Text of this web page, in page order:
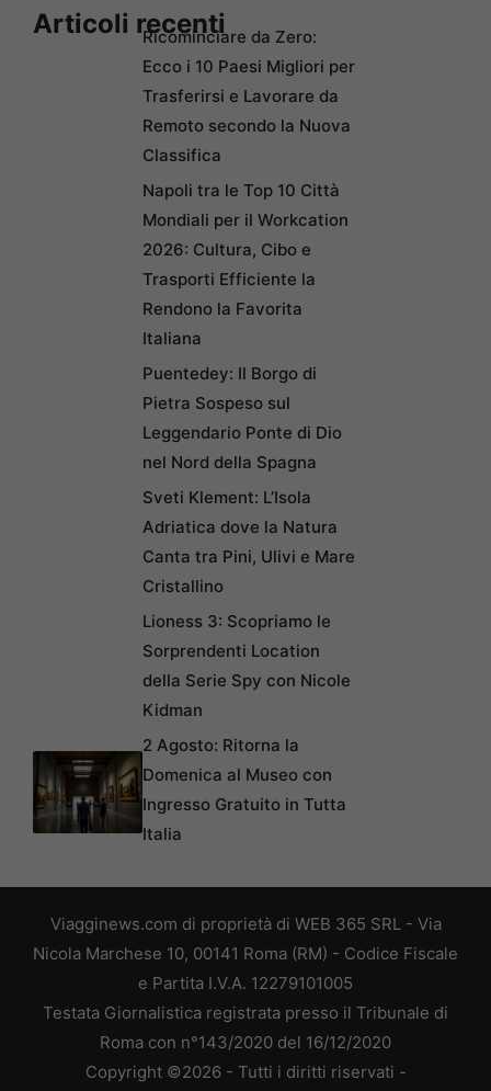
Articoli recentiRicominciare da Zero:
Ecco i 10 Paesi Migliori per
Trasferirsi e Lavorare da
Remoto secondo la Nuova
Classifica
Napoli tra le Top 10 Città
Mondiali per il Workcation
2026: Cultura, Cibo e
Trasporti Efficiente la
Rendono la Favorita
Italiana
Puentedey: Il Borgo di
Pietra Sospeso sul
Leggendario Ponte di Dio
nel Nord della Spagna
Sveti Klement: L’Isola
Adriatica dove la Natura
Canta tra Pini, Ulivi e Mare
Cristallino
Lioness 3: Scopriamo le
Sorprendenti Location
della Serie Spy con Nicole
Kidman
2 Agosto: Ritorna la
Domenica al Museo con
Ingresso Gratuito in Tutta
Italia
Viagginews.com di proprietà di WEB 365 SRL - Via
Nicola Marchese 10, 00141 Roma (RM) - Codice Fiscale
e Partita I.V.A. 12279101005
Testata Giornalistica registrata presso il Tribunale di
Roma con n°143/2020 del 16/12/2020
Copyright ©2026 - Tutti i diritti riservati -